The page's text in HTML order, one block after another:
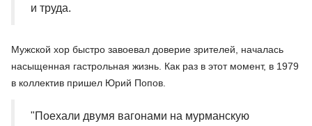
и труда.
Мужской хор быстро завоевал доверие зрителей, началась
насыщенная гастрольная жизнь. Как раз в этот момент, в 1979
в коллектив пришел Юрий Попов.
"Поехали двумя вагонами на мурманскую